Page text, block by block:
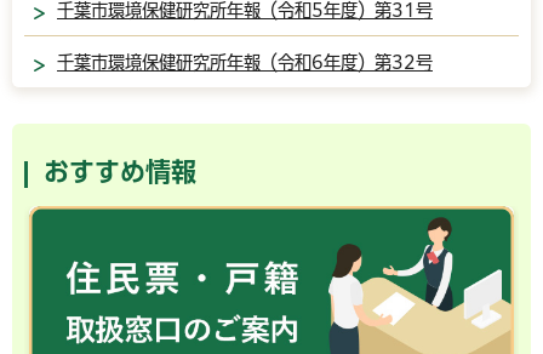
千葉市環境保健研究所年報（令和5年度）第31号
千葉市環境保健研究所年報（令和6年度）第32号
おすすめ情報